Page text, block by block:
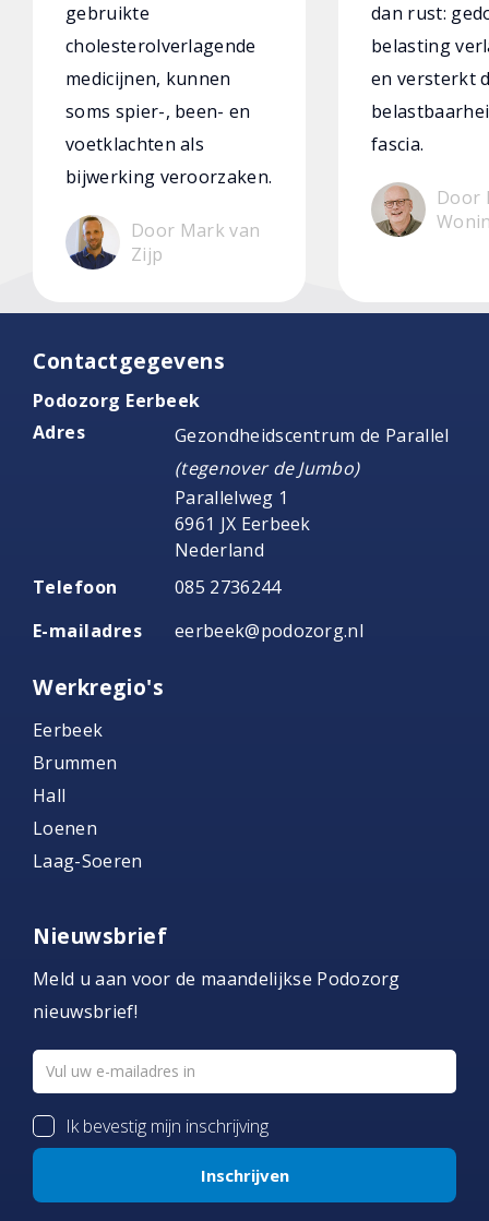
gebruikte
cholesterolverlagende
medicijnen, kunnen
soms spier-, been- en
voetklachten als
bijwerking veroorzaken.
Door Mark van
Zijp
dan rust:
belasting
en versterkt
fascia.
Door
Contactgegevens
Podozorg Eerbeek
Adres
Gezondheidscentrum de Parallel
(tegenover de Jumbo)
Parallelweg 1
6961 JX Eerbeek
Nederland
Telefoon
085 2736244
E-mailadres
eerbeek@podozorg.nl
Werkregio's
Eerbeek
Brummen
Hall
Loenen
Laag-Soeren
Nieuwsbrief
Meld u aan voor de maandelijkse Podozorg
nieuwsbrief!